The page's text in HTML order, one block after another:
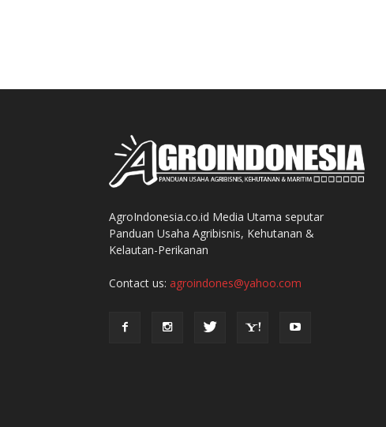
AgroIndonesia.co.id Media Utama seputar
Panduan Usaha Agribisnis, Kehutanan &
Kelautan-Perikanan
Contact us: agroindones@yahoo.com